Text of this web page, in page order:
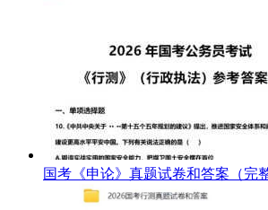
国考《申论》真题试卷和答案（完